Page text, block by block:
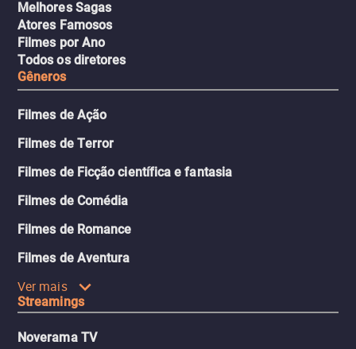
Melhores Sagas
Atores Famosos
Filmes por Ano
Todos os diretores
Gêneros
Filmes de Ação
Filmes de Terror
Filmes de Ficção científica e fantasia
Filmes de Comédia
Filmes de Romance
Filmes de Aventura
Ver mais
Streamings
Noverama TV